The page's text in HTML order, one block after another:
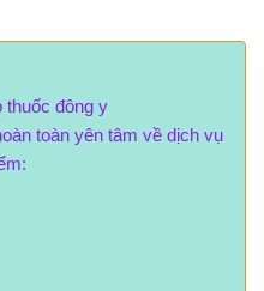
thuốc đông y
toàn yên tâm về dịch vụ